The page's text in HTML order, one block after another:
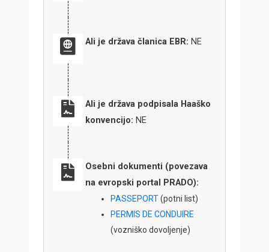
Ali je država članica EBR:NE
Ali je država podpisala Haaško
konvencijo:NE
Osebni dokumenti (povezava
na evropski portal PRADO):
PASSEPORT(potni list)
PERMIS DE CONDUIRE
(vozniško dovoljenje)